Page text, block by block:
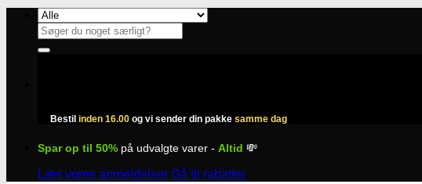
Fortsæt
indhold
Søg
efter:
Bestil inden 16.00 og vi sender din pakke samme dag
Spar op til 50% på udvalgte varer - Altid 💸
Læs vores anmeldelser Gå til rabatter